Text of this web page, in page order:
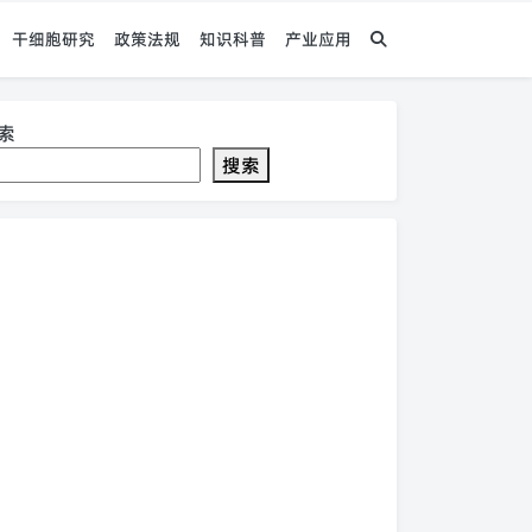
干细胞研究 政策法规 知识科普 产业应用
搜索